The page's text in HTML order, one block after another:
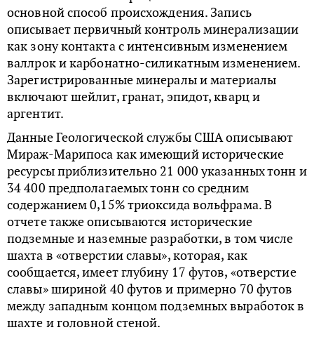
основной способ происхождения. Запись
описывает первичный контроль минерализации
как зону контакта с интенсивным изменением
валлрок и карбонатно-силикатным изменением.
Зарегистрированные минералы и материалы
включают шейлит, гранат, эпидот, кварц и
аргентит.
Данные Геологической службы США описывают
Мираж-Марипоса как имеющий исторические
ресурсы приблизительно 21 000 указанных тонн и
34 400 предполагаемых тонн со средним
содержанием 0,15% триоксида вольфрама. В
отчете также описываются исторические
подземные и наземные разработки, в том числе
шахта в «отверстии славы», которая, как
сообщается, имеет глубину 17 футов, «отверстие
славы» шириной 40 футов и примерно 70 футов
между западным концом подземных выработок в
шахте и головной стеной.